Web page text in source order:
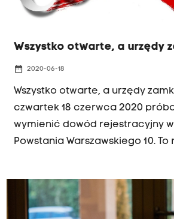
Wszystko otwarte, a urzędy
date_range 2020-06-18
Wszystko otwarte, a urzędy
czwartek 18 czerwca 2020 próbowałem
wymienić dowód rejestracyjny w
Powstania Warszawskiego 10.
wpuszczają, a i trudno się
nim zdesperowany tłumek. Bez